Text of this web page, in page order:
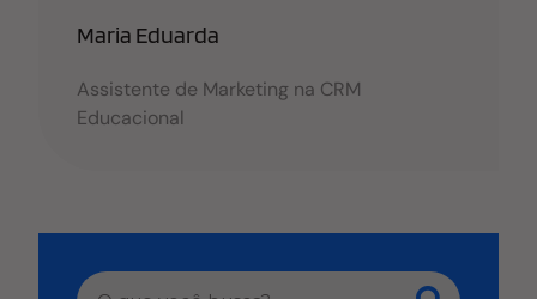
Maria Eduarda
Assistente de Marketing na CRM
Educacional